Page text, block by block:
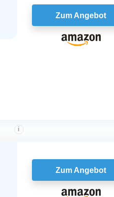
Zum Angebot
i
Zum Angebot